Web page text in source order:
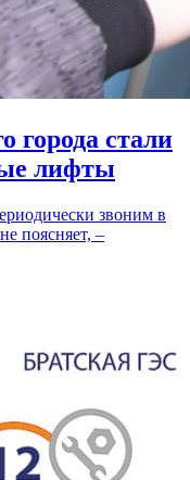
города стали
лифты
звоним в
поясняет, –